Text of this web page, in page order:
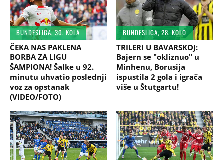
BUNDESLIGA, 30. KOLA
ČEKA NAS PAKLENA
BORBA ZA LIGU
ŠAMPIONA! Šalke u 92.
minutu uhvatio poslednji
voz za opstanak
(VIDEO/FOTO)
BUNDESLIGA, 28. KOLO
TRILERI U BAVARSKOJ:
Bajern se "okliznuo" u
Minhenu, Borusija
ispustila 2 gola i igrača
više u Štutgartu!